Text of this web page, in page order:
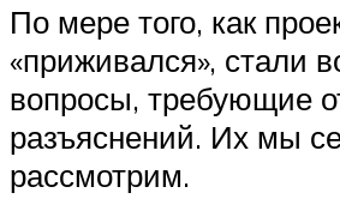
По мере того, как
«приживался», стали
вопросы, требующие
разъяснений. Их мы
рассмотрим.